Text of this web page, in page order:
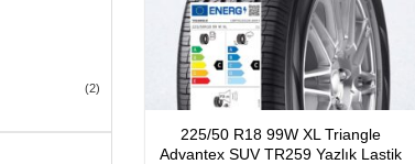
(2)
225/50 R18 99W XL Triangle
Advantex SUV TR259 Yazlık Lastik